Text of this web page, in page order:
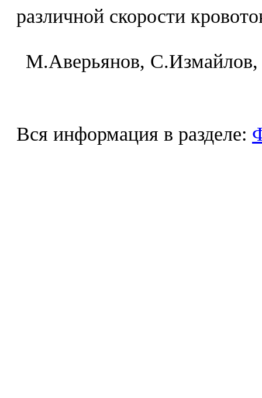
различной скорости
M.Aвepьянoв,
Вся информация в разделе: